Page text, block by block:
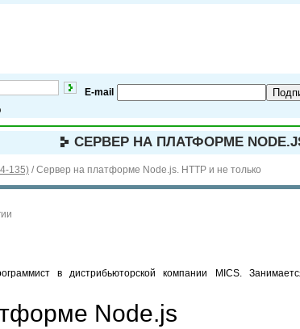
E-mail
СЕРВЕР НА ПЛАТФОРМЕ
135) / Сервер на платформе Node.js. HTTP и не только
в дистрибьюторской компании MICS.
Node.js